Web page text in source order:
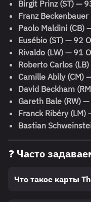
Birgit Prinz (ST) —
Franz Beckenbauer
Paolo Maldini (CB)
Eusébio (ST) — 92
Rivaldo (LW) — 91
Roberto Carlos
Camille Abily (CM)
David Beckham
Gareth Bale (RW) —
Franck Ribéry (LM)
Bastian
❓ Часто
Что такое карты